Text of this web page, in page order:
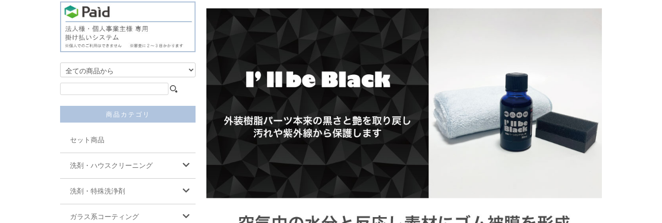
商品カテゴリ
セット商品
洗剤・ハウスクリーニング
洗剤・特殊洗浄剤
ガラス系コーティング